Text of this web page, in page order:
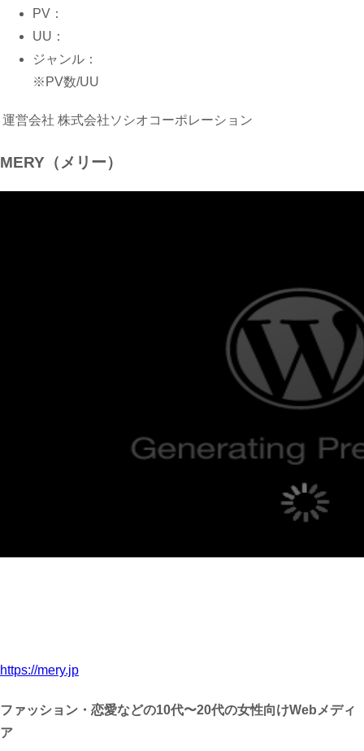
PV：
UU：
ジャンル：
※PV数/UU
運営会社 株式会社ソシオコーポレーション
MERY（メリー）
https://mery.jp
ファッション・恋愛などの10代〜20代の女性向けWebメディ
ア